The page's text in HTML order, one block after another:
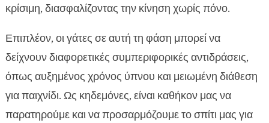
κρίσιμη, διασφαλίζοντας την κίνηση χωρίς πόνο.
Επιπλέον, οι γάτες σε αυτή τη φάση μπορεί να
δείχνουν διαφορετικές συμπεριφορικές αντιδράσεις,
όπως αυξημένος χρόνος ύπνου και μειωμένη διάθεση
για παιχνίδι. Ως κηδεμόνες, είναι καθήκον μας να
παρατηρούμε και να προσαρμόζουμε το σπίτι μας για